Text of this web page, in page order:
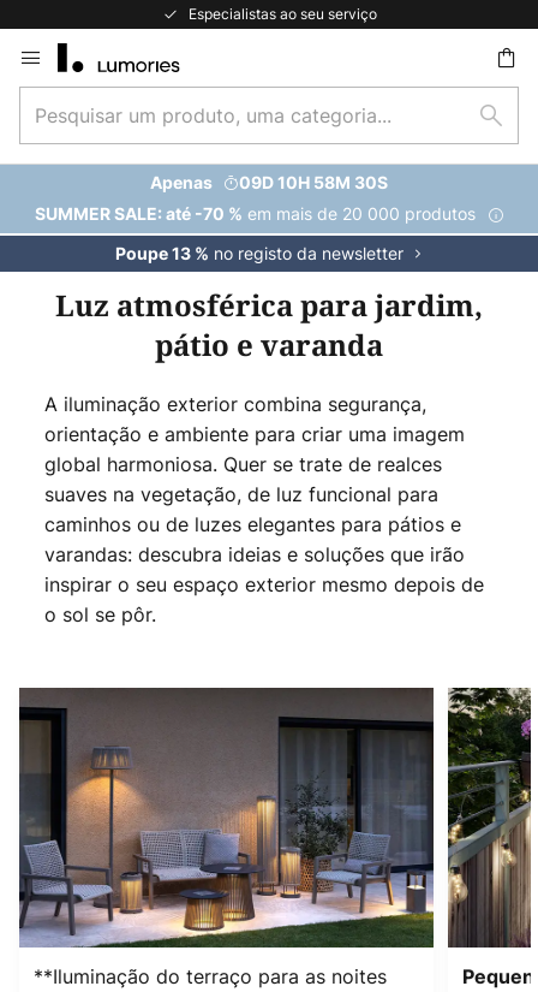
Especialistas ao seu serviço
para
Conteúdo
um
produto,
categoria...
Apenas
09D 10H 58M 29S
SUMMER SALE: até -70 % em mais de 20 000 produtos
Poupe 13 % no registo da newsletter
Luz atmosférica para jardim,
pátio e varanda
A iluminação exterior combina segurança,
orientação e ambiente para criar uma imagem
global harmoniosa. Quer se trate de realces
suaves na vegetação, de luz funcional para
caminhos ou de luzes elegantes para pátios e
varandas: descubra ideias e soluções que irão
inspirar o seu espaço exterior mesmo depois de
o sol se pôr.
**Iluminação do terraço para as noites